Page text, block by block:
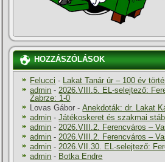
HOZZÁSZÓLÁSOK
Felucci - Lakat Tanár úr – 100 év
admin -2026.VIII.5. EL-selejtező:
Zabrze: 1-0
Lovas Gábor -Anekdoták: dr. Lakat
admin -Játékoskeret és szakmai
admin -2026.VIII.2. Ferencváros –
admin -2026.VIII.2. Ferencváros –
admin -2026.VII.30. EL-selejtező:
admin - Botka Endre